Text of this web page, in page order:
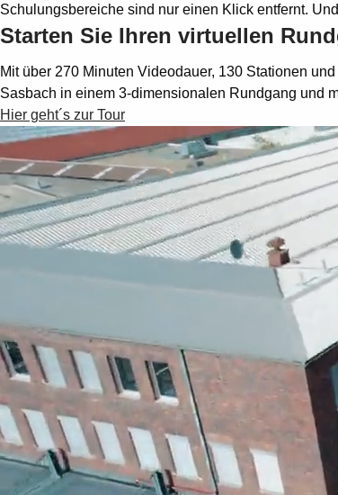
Schulungsbereiche sind nur einen Klick entfernt.
Starten Sie Ihren virtuellen
Mit über 270 Minuten Videodauer, 130 Stationen
Sasbach in einem 3-dimensionalen Rundgang und
Hier geht´s zur Tour